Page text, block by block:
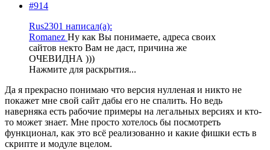
#914
Rus2301 написал(а):
Romanez Ну как Вы понимаете, адреса своих
сайтов некто Вам не даст, причина же
ОЧЕВИДНА )))
Нажмите для раскрытия...
Да я прекрасно понимаю что версия нулленая и никто не
покажет мне свой сайт дабы его не спалить. Но ведь
наверняка есть рабочие примеры на легальных версиях и кто-
то может знает. Мне просто хотелось бы посмотреть
функционал, как это всё реализованно и какие фишки есть в
скрипте и модуле вцелом.